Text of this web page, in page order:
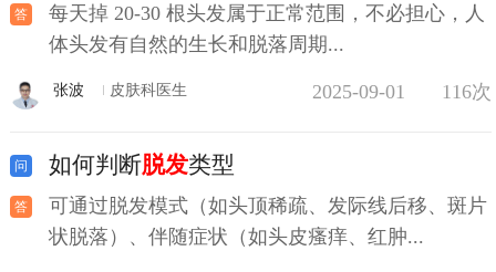
每天掉 20-30 根头发属于正常范围，不必担心，人
体头发有自然的生长和脱落周期...
张波 皮肤科医生 2025-09-01 116次
如何判断脱发类型
可通过脱发模式（如头顶稀疏、发际线后移、斑片
状脱落）、伴随症状（如头皮瘙痒、红肿...